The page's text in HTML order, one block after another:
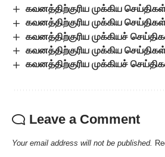
கவனத்திற்குரிய முக்கிய
கவனத்திற்குரிய முக்கிய
கவனத்திற்குரிய முக்கியச்
கவனத்திற்குரிய முக்கிய
கவனத்திற்குரிய முக்கியச்
Leave a Comment
Your email address will not be published.